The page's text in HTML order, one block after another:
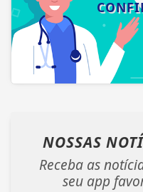
NOSSAS
Receba as
seu app